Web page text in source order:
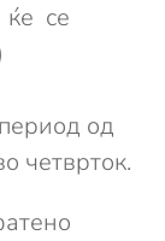
ќе се
од
четврток.